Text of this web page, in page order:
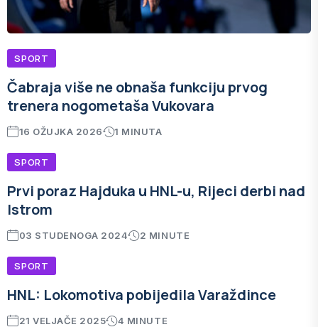
SPORT
Čabraja više ne obnaša funkciju prvog
trenera nogometaša Vukovara
16 OŽUJKA 2026 1 MINUTA
SPORT
Prvi poraz Hajduka u HNL-u, Rijeci derbi nad
Istrom
03 STUDENOGA 2024 2 MINUTE
SPORT
HNL: Lokomotiva pobijedila Varaždince
21 VELJAČE 2025 4 MINUTE